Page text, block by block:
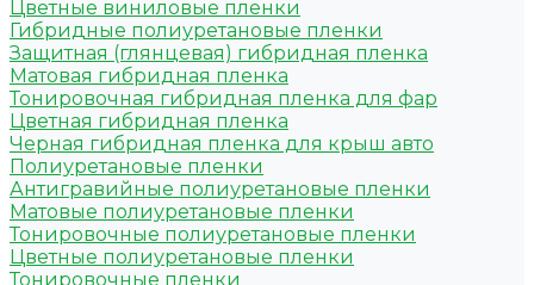
Цветные виниловые пленки
Гибридные полиуретановые пленки
Защитная (глянцевая) гибридная пленка
Матовая гибридная пленка
Тонировочная гибридная пленка для фар
Цветная гибридная пленка
Черная гибридная пленка для крыш авто
Полиуретановые пленки
Антигравийные полиуретановые пленки
Матовые полиуретановые пленки
Тонировочные полиуретановые пленки
Цветные полиуретановые пленки
Тонировочные пленки